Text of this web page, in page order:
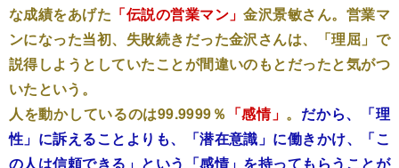
な成績をあげた 「伝説の営業マン」金沢景敏さん。営業マ
ンになった当初、失敗続きだった金沢さんは、「理屈」で
説得しようとしていたことが間違いのもとだったと気がつ
いたという。
人を動かしているのは99.9999％ 「感情」 。 だから、「理
性」に訴えることよりも、「潜在意識」に働きかけ、「こ
の人は信頼できる」という「感情」を持ってもらうことが